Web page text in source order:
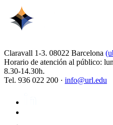
Claravall 1-3. 08022 Barcelona
Horario de atención al público:
8.30-14.30h.
Tel. 936 022 200 · info@url.edu